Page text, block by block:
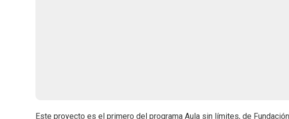
Este proyecto es el primero del programa Aula sin límites, de